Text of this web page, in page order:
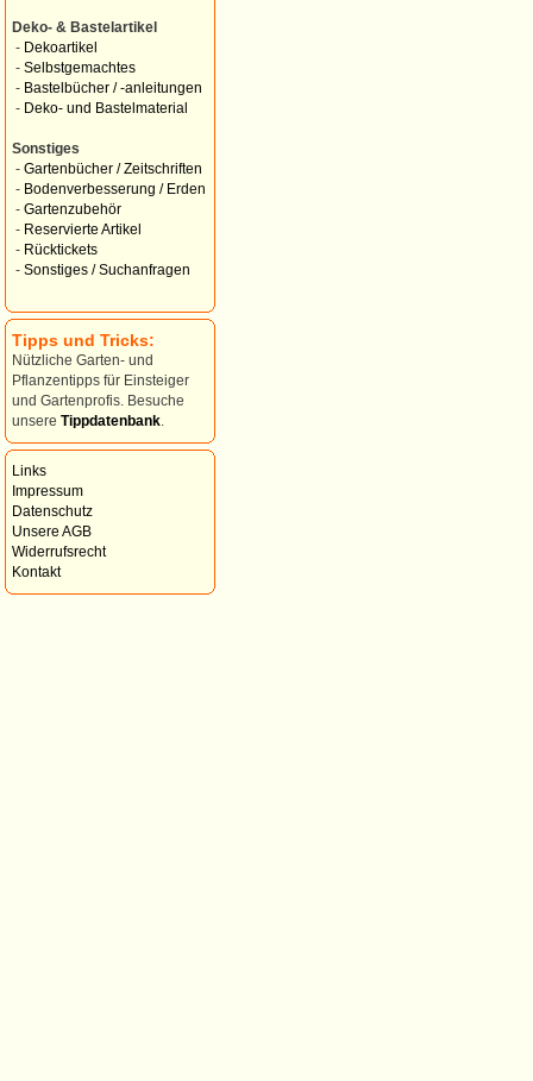
Deko- & Bastelartikel
- Dekoartikel
- Selbstgemachtes
- Bastelbücher / -anleitungen
- Deko- und Bastelmaterial
Sonstiges
- Gartenbücher / Zeitschriften
- Bodenverbesserung / Erden
- Gartenzubehör
- Reservierte Artikel
- Rücktickets
- Sonstiges / Suchanfragen
Tipps und Tricks:
Nützliche Garten- und
Pflanzentipps für Einsteiger
und Gartenprofis. Besuche
unsere Tippdatenbank
Links
Impressum
Datenschutz
Unsere AGB
Widerrufsrecht
Kontakt